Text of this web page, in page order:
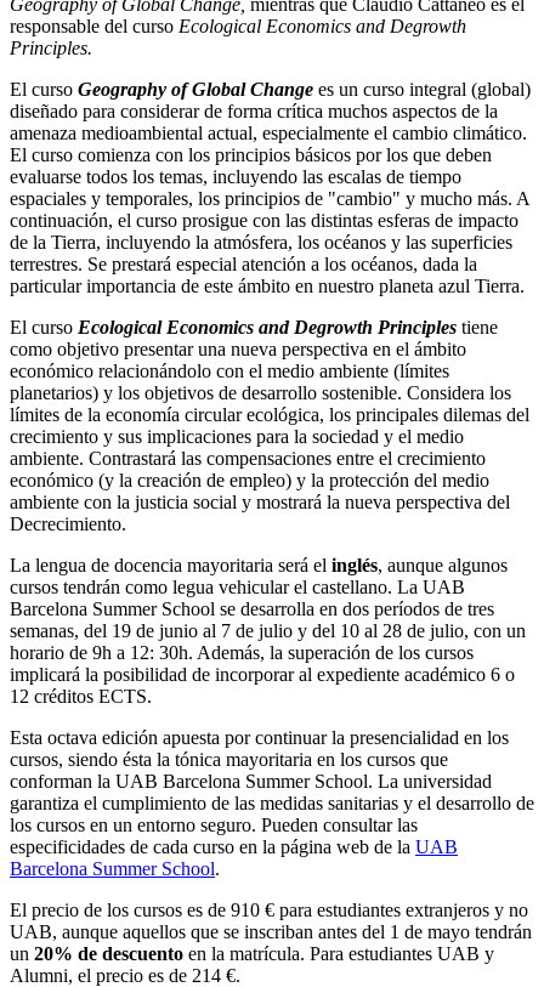
responsable del curso Ecological Economics and Degrowth
Principles.
El curso Geography of Global Change es un curso integral (global)
diseñado para considerar de forma crítica muchos aspectos de la
amenaza medioambiental actual, especialmente el cambio climático.
El curso comienza con los principios básicos por los que deben
evaluarse todos los temas, incluyendo las escalas de tiempo
espaciales y temporales, los principios de "cambio" y mucho más. A
continuación, el curso prosigue con las distintas esferas de impacto
de la Tierra, incluyendo la atmósfera, los océanos y las superficies
terrestres. Se prestará especial atención a los océanos, dada la
particular importancia de este ámbito en nuestro planeta azul Tierra.
El curso Ecological Economics and Degrowth Principles tiene
como objetivo presentar una nueva perspectiva en el ámbito
económico relacionándolo con el medio ambiente (límites
planetarios) y los objetivos de desarrollo sostenible. Considera los
límites de la economía circular ecológica, los principales dilemas del
crecimiento y sus implicaciones para la sociedad y el medio
ambiente. Contrastará las compensaciones entre el crecimiento
económico (y la creación de empleo) y la protección del medio
ambiente con la justicia social y mostrará la nueva perspectiva del
Decrecimiento.
La lengua de docencia mayoritaria será el inglés, aunque algunos
cursos tendrán como legua vehicular el castellano. La UAB
Barcelona Summer School se desarrolla en dos períodos de tres
semanas, del 19 de junio al 7 de julio y del 10 al 28 de julio, con un
horario de 9h a 12: 30h. Además, la superación de los cursos
implicará la posibilidad de incorporar al expediente académico 6 o
12 créditos ECTS.
Esta octava edición apuesta por continuar la presencialidad en los
cursos, siendo ésta la tónica mayoritaria en los cursos que
conforman la UAB Barcelona Summer School. La universidad
garantiza el cumplimiento de las medidas sanitarias y el desarrollo de
los cursos en un entorno seguro. Pueden consultar las
especificidades de cada curso en la página web de la UAB
Barcelona Summer School.
El precio de los cursos es de 910 € para estudiantes extranjeros y no
UAB, aunque aquellos que se inscriban antes del 1 de mayo tendrán
un 20% de descuento en la matrícula. Para estudiantes UAB y
Alumni, el precio es de 214 €.